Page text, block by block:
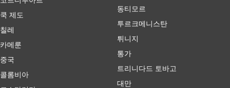
쿡 제도
칠레
카메룬
중국
콜롬비아
동티모르
투르크메니스탄
튀니지
통가
트리니다드 토바고
대만